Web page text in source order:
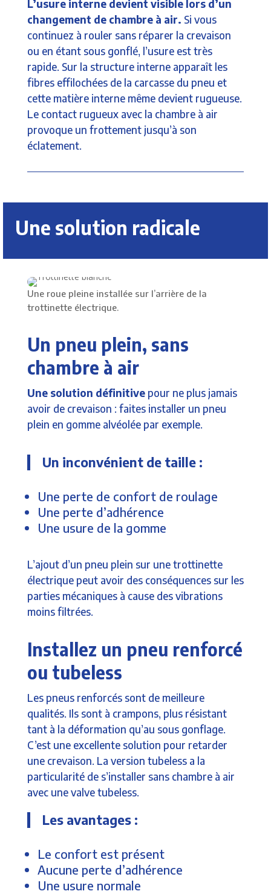
L’usure interne devient visible lors d’un
changement de chambre à air. Si vous
continuez à rouler sans réparer la crevaison
ou en étant sous gonflé, l’usure est très
rapide. Sur la structure interne apparaît les
fibres effilochées de la carcasse du pneu et
cette matière interne même devient rugueuse.
Le contact rugueux avec la chambre à air
provoque un frottement jusqu’à son
éclatement.
Une solution radicale
Une roue pleine installée sur l’arrière de la
trottinette électrique.
Un pneu plein, sans
chambre à air
Une solution définitivepour ne plus jamais
avoir de crevaison : faites installer un pneu
plein en gomme alvéolée par exemple.
Un inconvénient de taille :
Une perte de confort de roulage
Une perte d’adhérence
Une usure de la gomme
L’ajout d’un pneu plein sur une trottinette
électrique peut avoir des conséquences sur les
parties mécaniques à cause des vibrations
moins filtrées.
Installez un pneu renforcé
ou tubeless
Les pneus renforcés sont de meilleure
qualités. Ils sont à crampons, plus résistant
tant à la déformation qu’au sous gonflage.
C’est une excellente solution pour retarder
une crevaison. La version tubeless a la
particularité de s’installer sans chambre à air
avec une valve tubeless.
Les avantages :
Le confort est présent
Aucune perte d’adhérence
Une usure normale